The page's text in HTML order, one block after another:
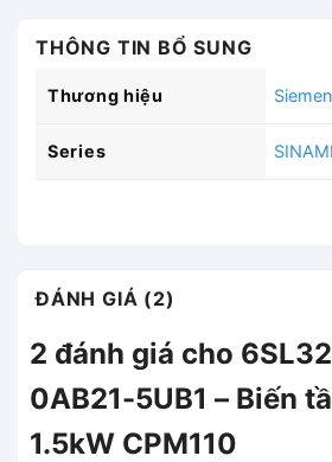
THÔNG TIN BỔ SUNG
Thương hiệu
Series
ĐÁNH GIÁ (2)
2 đánh giá cho
0AB21-5UB1 – Biến
1.5kW CPM110